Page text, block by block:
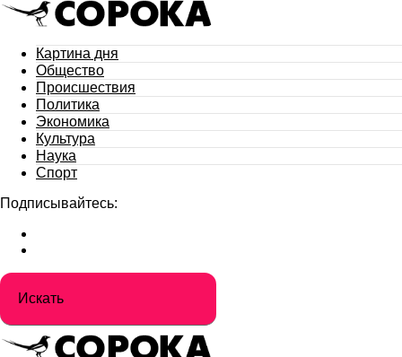
Картина дня
Общество
Происшествия
Политика
Экономика
Культура
Наука
Спорт
Подписывайтесь: